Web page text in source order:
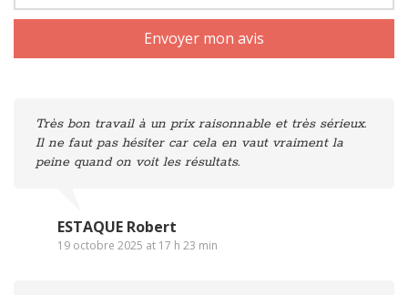
Très bon travail à un prix raisonnable et très sérieux.
Il ne faut pas hésiter car cela en vaut vraiment la
peine quand on voit les résultats.
ESTAQUE Robert
19 octobre 2025 at 17 h 23 min